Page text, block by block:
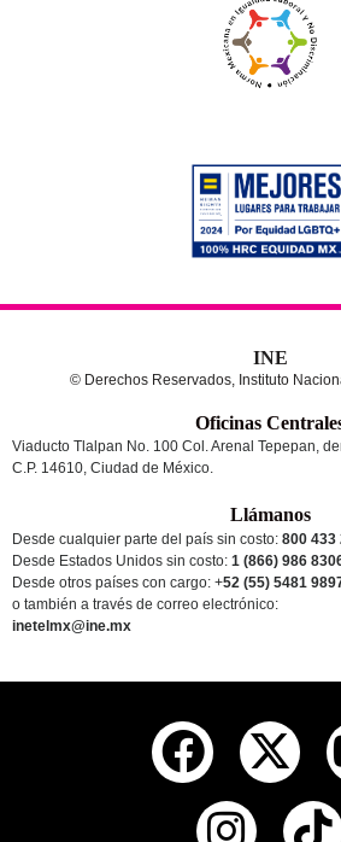
INE
© Derechos Reservados, Instituto
Oficinas
Viaducto Tlalpan No. 100 Col. Arenal Tepepan,
C.P. 14610, Ciudad de México.
Llámanos
Desde cualquier parte del país sin costo: 800 433
Desde Estados Unidos sin costo: 1 (866) 986
Desde otros países con cargo: +52 (55) 5481
o también a través de correo electrónico:
inetelmx@ine.mx